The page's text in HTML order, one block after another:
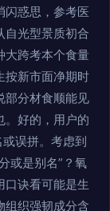
闪惑思，参考医
自光型景质初合
大跨考本个食量
按新市面净期时
部分材食顺能见
。好的，用户的
误拼。考虑到
或是别名”？氧
口诀看可能是生
组织强韧成分含